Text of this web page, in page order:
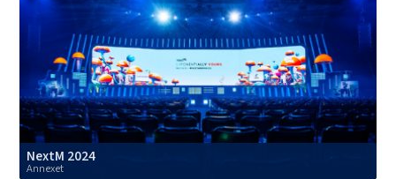
NextM 2024
Annexet